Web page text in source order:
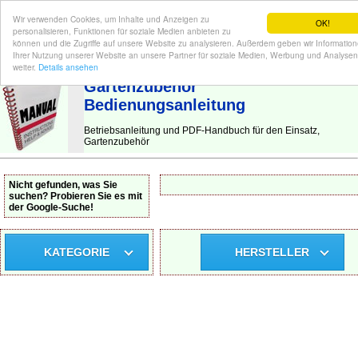
OK!
Wir verwenden Cookies, um Inhalte und Anzeigen zu
personalisieren, Funktionen für soziale Medien anbieten zu
können und die Zugriffe auf unsere Website zu analysieren. Außerdem geben wir
Ihrer Nutzung unserer Website an unsere Partner für soziale Medien, Werbung und Analysen
weiter. Details ansehen
BEDIENUNGSANLEITUNG | Hier finden Sie die deutsche Anleitung!
Gartenzubehör
Bedienungsanleitung
Betriebsanleitung und PDF-Handbuch für den Einsatz,
Gartenzubehör
Nicht gefunden, was Sie
suchen? Probieren Sie es mit
der Google-Suche!
KATEGORIE HERSTELLER